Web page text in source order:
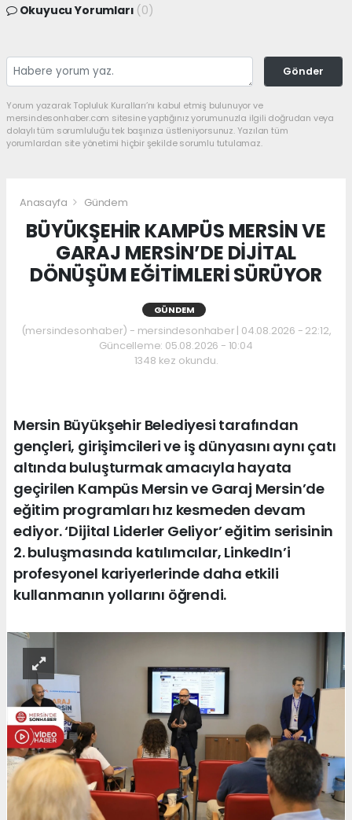
Okuyucu Yorumları (0)
Gönder
Yorum yazarak Topluluk Kuralları’nı kabul etmiş bulunuyor ve
mersindesonhaber.com sitesine yaptığınız yorumunuzla ilgili doğrudan veya
dolaylı tüm sorumluluğu tek başınıza üstleniyorsunuz. Yazılan tüm
yorumlardan site yönetimi hiçbir şekilde sorumlu tutulamaz.
Anasayfa Gündem
BÜYÜKŞEHİR KAMPÜS MERSİN VE
GARAJ MERSİN’DE DİJİTAL
DÖNÜŞÜM EĞİTİMLERİ SÜRÜYOR
GÜNDEM
(mersindesonhaber) - mersindesonhaber | 04.08.2026 - 22:12,
Güncelleme: 05.08.2026 - 10:04
1348 kez okundu.
Mersin Büyükşehir Belediyesi tarafından
gençleri, girişimcileri ve iş dünyasını aynı çatı
altında buluşturmak amacıyla hayata
geçirilen Kampüs Mersin ve Garaj Mersin’de
eğitim programları hız kesmeden devam
ediyor. ‘Dijital Liderler Geliyor’ eğitim serisinin
2. buluşmasında katılımcılar, LinkedIn’i
profesyonel kariyerlerinde daha etkili
kullanmanın yollarını öğrendi.